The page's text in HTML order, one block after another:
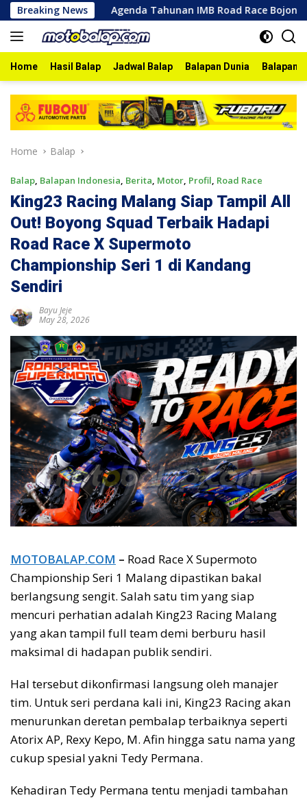
Skip
to
content
Breaking NewsAgenda Tahunan IMB Road Race Bojonegoro
Home Hasil Balap Jadwal Balap Balapan Dunia Balapan
Home Balap
Balap Balapan Indonesia Berita Motor Profil Road Race
King23 Racing Malang Siap Tampil All
Out! Boyong Squad Terbaik Hadapi
Road Race X Supermoto
Championship Seri 1 di Kandang
Sendiri
Bayu Jeje
May 28, 2026
MOTOBALAP.COM – Road Race X Supermoto
Championship Seri 1 Malang dipastikan bakal
berlangsung sengit. Salah satu tim yang siap
mencuri perhatian adalah King23 Racing Malang
yang akan tampil full team demi berburu hasil
maksimal di hadapan publik sendiri.
Hal tersebut dikonfirmasi langsung oleh manajer
tim. Untuk seri perdana kali ini, King23 Racing akan
menurunkan deretan pembalap terbaiknya seperti
Atorix AP, Rexy Kepo, M. Afin hingga satu nama yang
cukup spesial yakni Tedy Permana.
Kehadiran Tedy Permana tentu menjadi tambahan